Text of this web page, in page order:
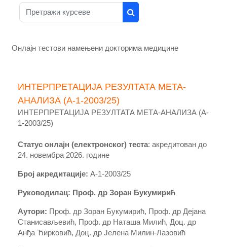
Претражи курсеве
Претражи курсеве
Онлајн тестови намењени докторима медицине
ИНТЕРПРЕТАЦИЈА РЕЗУЛТАТА МЕТА-
АНАЛИЗА (A-1-2003/25)
ИНТЕРПРЕТАЦИЈА РЕЗУЛТАТА МЕТА-АНАЛИЗА (A-
1-2003/25)
Статус онлајн (електронског) теста: акредитован до
24. новембра2026. године
Број акредитације: A-1-2003/25
Руководилац: Проф. др Зоран Букумирић
Аутори: Проф. др Зоран Букумирић, Проф. др Дејана
Станисављевић, Проф. др Наташа Милић, Доц. др
Анђа Ћирковић, Доц. др Јелена Милин-Лазовић